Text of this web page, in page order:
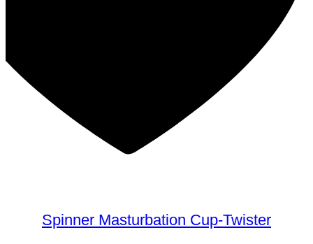
Spinner Masturbation Cup-Twister